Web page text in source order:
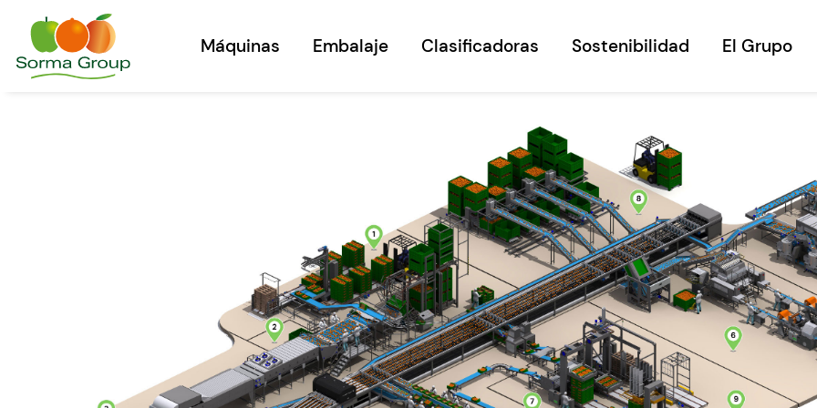
Máquinas Embalaje Clasificadoras Sostenibilidad El Grupo